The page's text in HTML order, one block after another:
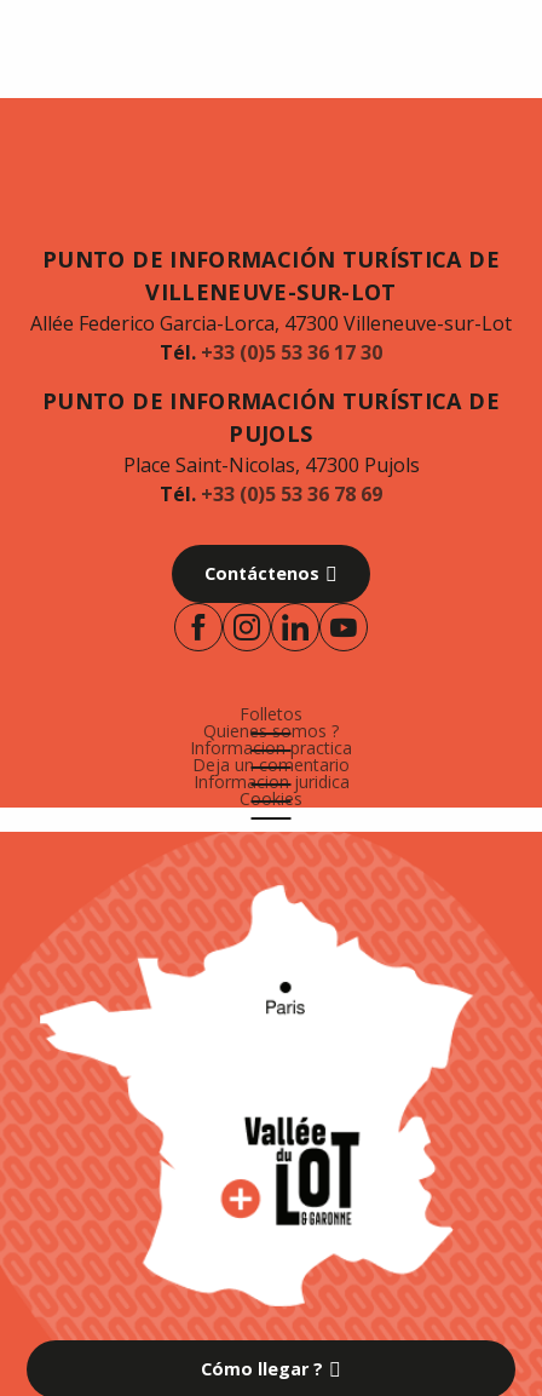
PUNTO DE INFORMACIÓN TURÍSTICA DE
VILLENEUVE-SUR-LOT
Allée Federico Garcia-Lorca, 47300 Villeneuve-sur-Lot
Tél. +33 (0)5 53 36 17 30
PUNTO DE INFORMACIÓN TURÍSTICA DE
PUJOLS
Place Saint-Nicolas, 47300 Pujols
Tél. +33 (0)5 53 36 78 69
Contáctenos
Folletos
Quienes somos ?
Informacion practica
Deja un comentario
Informacion juridica
Cookies
Cómo llegar ?